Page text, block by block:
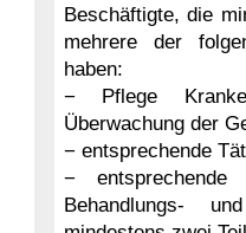
Beschäftigte, die
mehrere der
haben:
− Pflege
Überwachung der
− entsprechende
− entsprechende
Behandlungs-